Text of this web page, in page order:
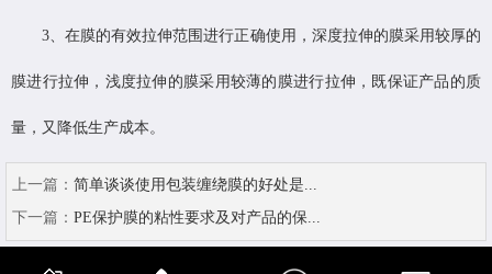
3、在膜的有效拉伸范围进行正确使用，深度拉伸的膜采用较厚的
膜进行拉伸，浅度拉伸的膜采用较薄的膜进行拉伸，既保证产品的质
量，又降低生产成本。
上一篇： 简单谈谈使用包装缠绕膜的好处是...
下一篇： PE保护膜的粘性要求及对产品的保...